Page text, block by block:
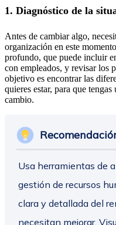
1. Diagnóstico de la
Antes de cambiar algo,
organización en este
profundo, que puede incluir
con empleados, y revisar los
objetivo es encontrar las
quieres estar, para que
cambio.
Usa herramientas de
gestión de recursos
clara y detallada del
necesitan mejorar.